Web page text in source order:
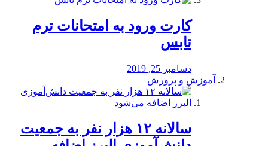
کارت ورود به امتحانات ترم
تابس
دسامبر 25, 2019
آموزش و پرورش
️سالانه ۱۲ هزار نفر به جمعیت